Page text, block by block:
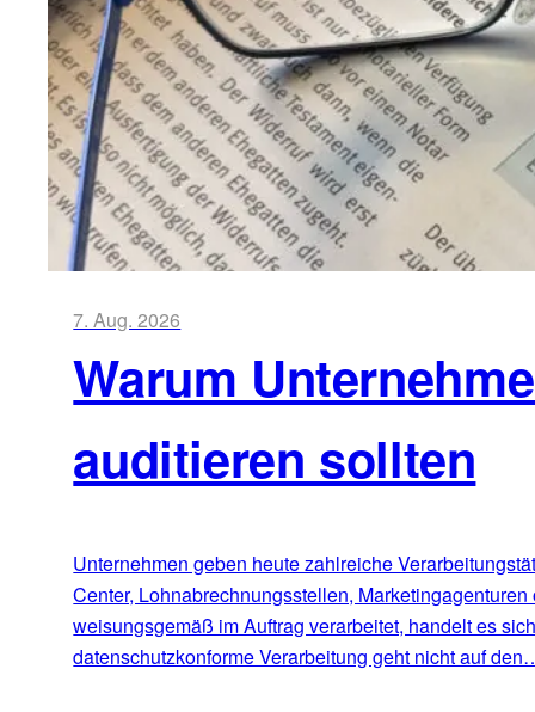
7. Aug. 2026
Warum
auditieren sollten
Unternehmen geben heute zahlreiche
Center, Lohnabrechnungsstellen,
weisungsgemäß im Auftrag verarbeitet, handelt es
datenschutzkonforme Verarbeitung geht nicht auf